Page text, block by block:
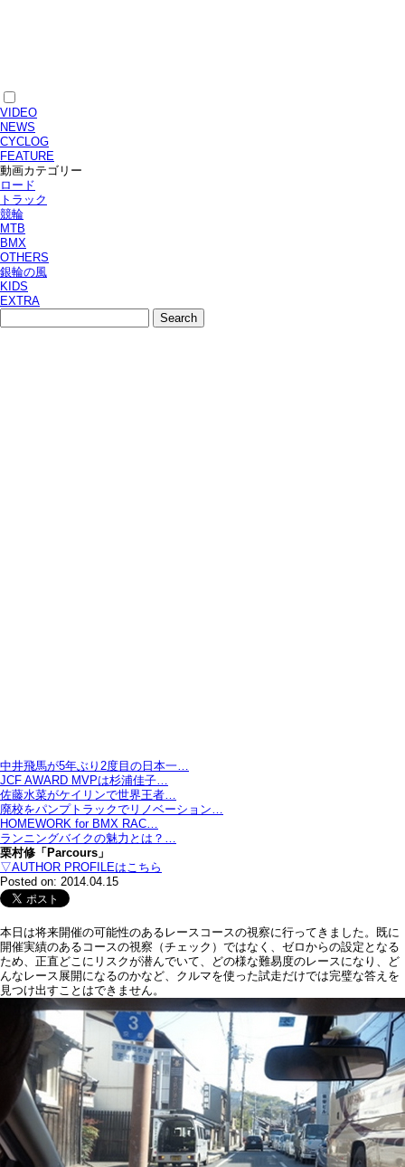
VIDEO
NEWS
CYCLOG
FEATURE
動画カテゴリー
ロード
トラック
競輪
MTB
BMX
OTHERS
銀輪の風
KIDS
EXTRA
中井飛馬が5年ぶり2度目の日本一…
JCF AWARD MVPは杉浦佳子…
佐藤水菜がケイリンで世界王者…
廃校をパンプトラックでリノベーション…
HOMEWORK for BMX RAC…
ランニングバイクの魅力とは？…
栗村修「Parcours」
▽AUTHOR PROFILEはこちら
Posted on: 2014.04.15
本日は将来開催の可能性のあるレースコースの視察に行ってきました。既に
開催実績のあるコースの視察（チェック）ではなく、ゼロからの設定となる
ため、正直どこにリスクが潜んでいて、どの様な難易度のレースになり、ど
んなレース展開になるのかなど、クルマを使った試走だけでは完璧な答えを
見つけ出すことはできません。